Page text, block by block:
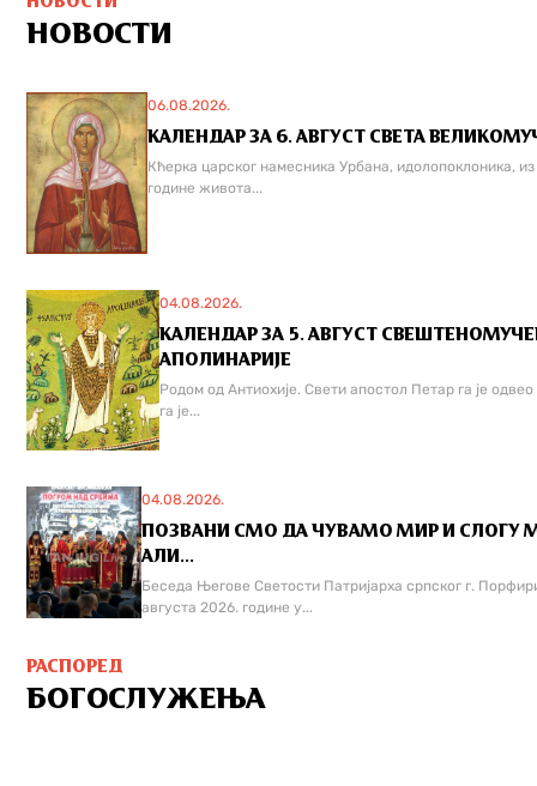
НОВОСТИ
06.08.2026.
КАЛЕНДАР ЗА 6. АВГУСТ СВЕТА
Кћерка царског намесника Урбана, идолопоклоника, из
године живота...
04.08.2026.
КАЛЕНДАР ЗА 5. АВГУСТ
АПОЛИНАРИЈЕ
Родом од Антиохије. Свети апостол Петар га је
га је...
04.08.2026.
ПОЗВАНИ СМО ДА ЧУВАМО МИР И СЛОГУ
АЛИ...
Беседа Његове Светости Патријарха српског г.
августа 2026. године у...
РАСПОРЕД
БОГОСЛУЖЕЊА